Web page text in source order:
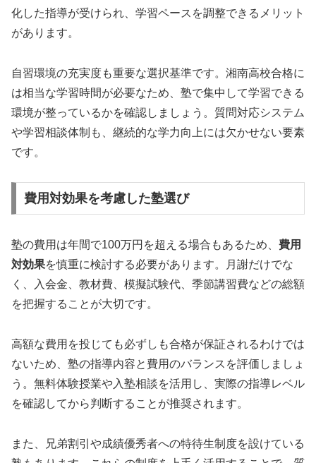
化した指導が受けられ、学習ペースを調整できるメリット
があります。
自習環境の充実度も重要な選択基準です。湘南高校合格に
は相当な学習時間が必要なため、塾で集中して学習できる
環境が整っているかを確認しましょう。質問対応システム
や学習相談体制も、継続的な学力向上には欠かせない要素
です。
費用対効果を考慮した塾選び
塾の費用は年間で100万円を超える場合もあるため、 費用
対効果を慎重に検討する必要があります。月謝だけでな
く、入会金、教材費、模擬試験代、季節講習費などの総額
を把握することが大切です。
高額な費用を投じても必ずしも合格が保証されるわけでは
ないため、塾の指導内容と費用のバランスを評価しましょ
う。無料体験授業や入塾相談を活用し、実際の指導レベル
を確認してから判断することが推奨されます。
また、兄弟割引や成績優秀者への特待生制度を設けている